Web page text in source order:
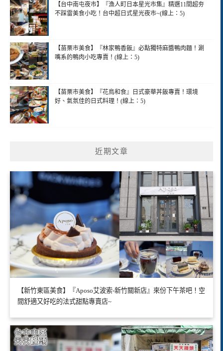
【台中南屯夜市】『漁人町日本星光市集』精選11間超夯
不踩雷美食小吃！台中超日式星光夜市~(線上：5)
【苗栗市美食】『林家鴨香飯』必點獨特麻醬鴨肉麵！涮
嘴系的鴨肉小吃專賣！(線上：5)
【苗栗市美食】『花鳥和食』日式豪華丼飯專賣！環境
好、氣氛佳的日式料理！(線上：5)
近期文章
【新竹東區美食】『Aposo艾波索-新竹關新店』來份下午茶吧！空
間舒適又好吃的法式甜點專賣店~